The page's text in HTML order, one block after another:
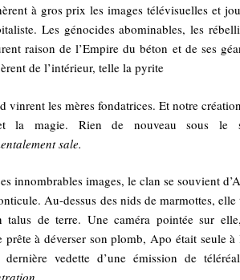
à gros prix les images télévisuelles et
Les génocides abominables, les
raison de l’Empire du béton et de ses
de l’intérieur, telle la pyrite
vinrent les mères fondatrices. Et notre
la magie. Rien de nouveau sous le
sale.
innombrables images, le clan se souvient
Au-dessus des nids de marmottes,
talus de terre. Une caméra pointée sur
prête à déverser son plomb, Apo était seule
vedette d’une émission de